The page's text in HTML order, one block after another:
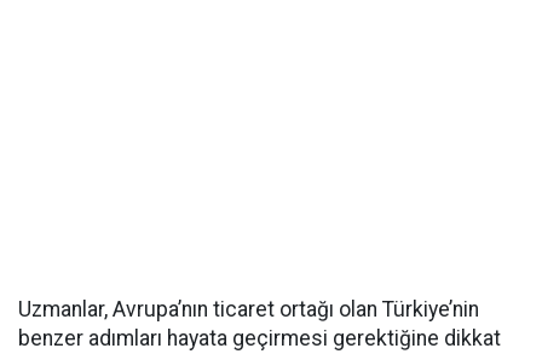
Uzmanlar, Avrupa’nın ticaret ortağı olan Türkiye’nin
benzer adımları hayata geçirmesi gerektiğine dikkat